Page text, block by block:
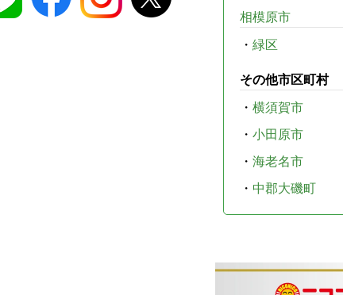
相模原市
・ 緑区
その他市区町村
・ 横須賀市
・ 小田原市
・ 海老名市
・ 中郡大磯町